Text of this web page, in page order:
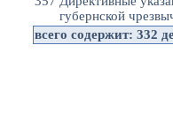
губернской
всего содержит: 332